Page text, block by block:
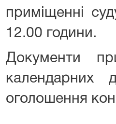
приміщенні
12.00 години.
Документи
календарних
оголошення